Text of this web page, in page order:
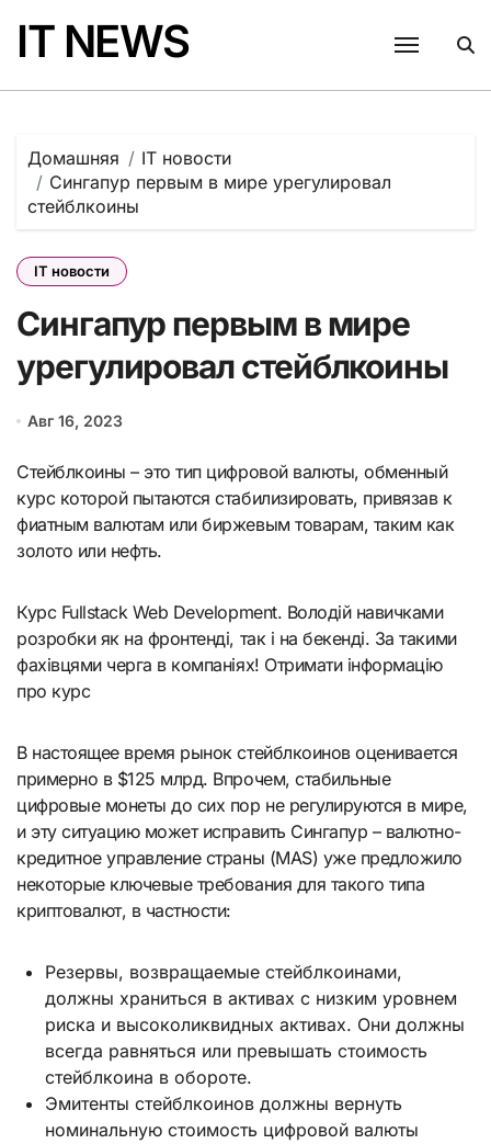
содержанию
IT NEWS
Домашняя
IT новости
Сингапур первым в мире урегулировал
стейблкоины
IT новости
Сингапур первым в мире
урегулировал стейблкоины
Авг 16, 2023
Стейблкоины – это тип цифровой валюты, обменный
курс которой пытаются стабилизировать, привязав к
фиатным валютам или биржевым товарам, таким как
золото или нефть.
Курс Fullstack Web Development. Володій навичками
розробки як на фронтенді, так і на бекенді. За такими
фахівцями черга в компаніях! Отримати інформацію
про курс
В настоящее время рынок стейблкоинов оценивается
примерно в $125 млрд. Впрочем, стабильные
цифровые монеты до сих пор не регулируются в мире,
и эту ситуацию может исправить Сингапур – валютно-
кредитное управление страны (MAS) уже предложило
некоторые ключевые требования для такого типа
криптовалют, в частности:
Резервы, возвращаемые стейблкоинами,
должны храниться в активах с низким уровнем
риска и высоколиквидных активах. Они должны
всегда равняться или превышать стоимость
стейблкоина в обороте.
Эмитенты стейблкоинов должны вернуть
номинальную стоимость цифровой валюты